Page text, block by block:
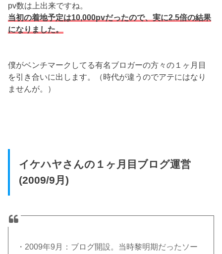
pv数は上出来ですね。
当初の着地予定は10,000pvだったので、実に2.5倍の結果
になりました。
僕がベンチマークしてる有名ブロガーの方々の１ヶ月目
を引き合いに出します。（時代が違うのでアテにはなり
ませんが。）
イケハヤさんの１ヶ月目ブログ運営
(2009/9月)
・2009年9月：ブログ開設。当時黎明期だったソー